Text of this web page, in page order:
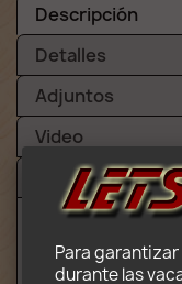
Descripción
Detalles
Adjuntos
Video
Avisos (3)
Contenido:
Para garantizar